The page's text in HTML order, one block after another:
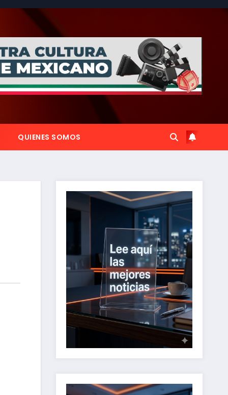
QUIENES SOMOS